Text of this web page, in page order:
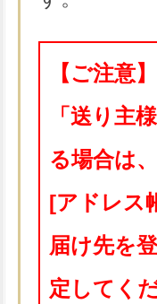
【ご注意】
「送り主
る場合は
[アドレス
届け先を
定してく